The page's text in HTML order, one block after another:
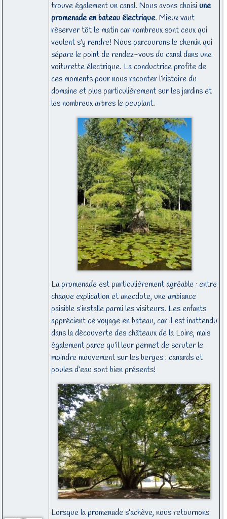
trouve également un canal. Nous avons choisiune
promenade en bateau électrique. Mieux vaut
réserver tôt le matin car nombreux sont ceux qui
veulent s’y rendre! Nous parcourons le chemin qui
sépare le point de rendez-vous du canal dans une
voiturette électrique. La conductrice profite de
ces moments pour nous raconter l’histoire du
domaine et plus particulièrement sur les jardins et
les nombreux arbres le peuplant.
La promenade est particulièrement agréable : entre
chaque explication et anecdote, une ambiance
paisible s’installe parmi les visiteurs. Les enfants
apprécient ce voyage en bateau, car il est inattendu
dans la découverte des châteaux de la Loire, mais
également parce qu’il leur permet de scruter le
moindre mouvement sur les berges : canards et
poules d’eau sont bien présents!
Lorsque la promenade s’achève, nous retournons